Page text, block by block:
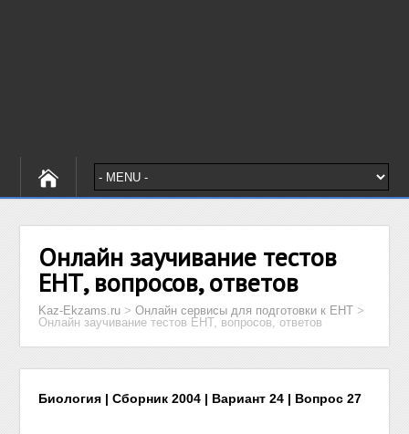
Онлайн заучивание тестов
ЕНТ, вопросов, ответов
Kaz-Ekzams.ru >Онлайн сервисы для подготовки к ЕНТ >
Онлайн заучивание тестов ЕНТ, вопросов, ответов
Биология | Сборник 2004 | Вариант 24 | Вопрос 27